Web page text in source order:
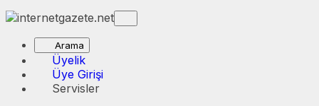
Arama
Üyelik
Üye Girişi
Servisler